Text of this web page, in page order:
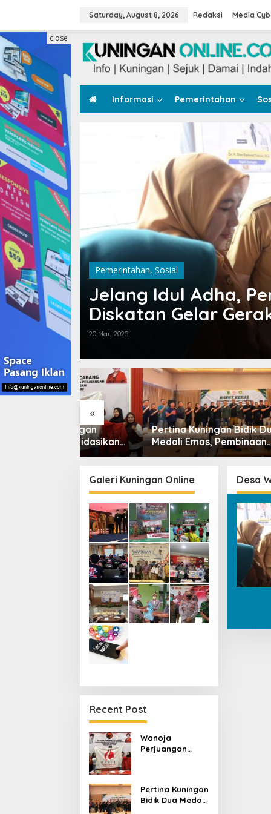
Saturday, August 8, 2026 Redaksi Media
Informasi Pemerintahan
close
Pemerintahan, Sosial
Jelang Idul Adha,
Diskatan Gelar
Padaringan di Desa
20 May 2025
«
Pertina Kuningan Bidik Dua
Medali Emas, Pembinaan
Atlet Jadi Prioritas 2026-
Lift
Galeri Kuningan Online
Recent Post
Wanoja
Perjuangan
Dukung Kegiatan
Positif Generasi
Pertina Kuningan
Bidik Dua Medali
Desa